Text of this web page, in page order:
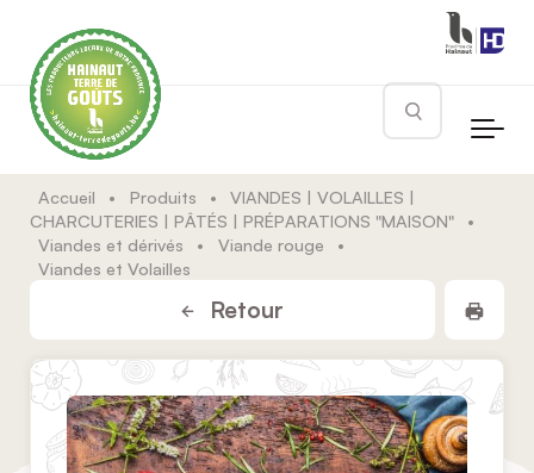
Rechercher
Accueil • Produits •
VIANDES | VOLAILLES |
CHARCUTERIES | PÂTÉS | PRÉPARATIONS "MAISON"
•
Viandes et dérivés
• Viande rouge
•
Viandes et Volailles
Retour